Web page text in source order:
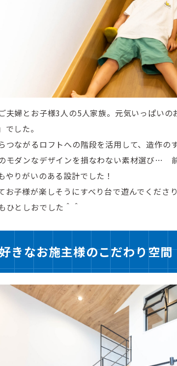
夫婦とお子様3人の5人家族。元気いっぱい
でした。
つながるロフトへの階段を活用して、造作
モダンなデザインを損なわない素材選び…
やりがいのある設計でした！
お子様が楽しそうにすべり台で遊んでくださ
ひとしおでした＾＾
きなお施主様のこだわり空間